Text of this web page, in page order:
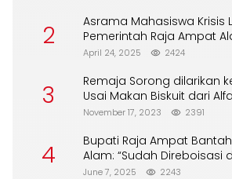
2
Asrama Mahasiswa Krisis
Pemerintah Raja Ampat
DPA
April 24, 2025 2424
3
Remaja Sorong dilarikan
Usai Makan
November 17, 2023 2391
4
Bupati Raja Ampat
Alam: “Sudah Direboisasi
Merusak Lingkungan”
June 7, 2025 2243